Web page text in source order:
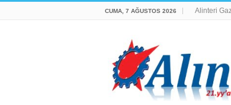
CUMA, 7 AĞUSTOS 2026 Alinteri